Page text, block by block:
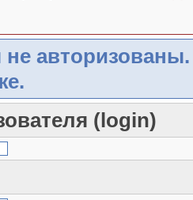
(login)